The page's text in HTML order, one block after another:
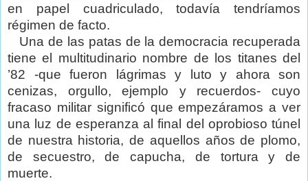
en papel cuadriculado, todavía tendríamos
régimen de facto.
Una de las patas de la democracia recuperada
tiene el multitudinario nombre de los titanes del
’82 -que fueron lágrimas y luto y ahora son
cenizas, orgullo, ejemplo y recuerdos- cuyo
fracaso militar significó que empezáramos a ver
una luz de esperanza al final del oprobioso túnel
de nuestra historia, de aquellos años de plomo,
de secuestro, de capucha, de tortura y de
muerte.